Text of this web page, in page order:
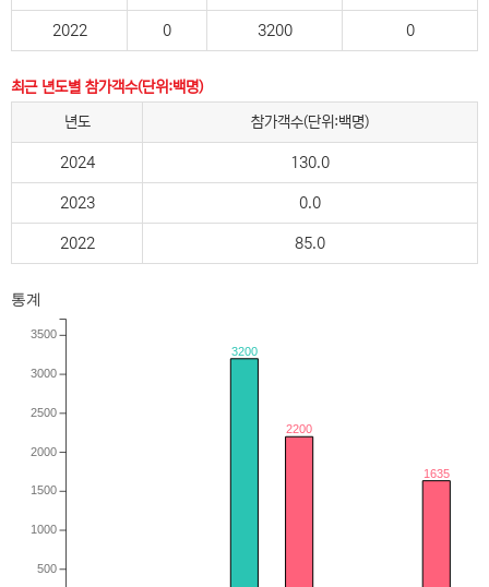
2022 0 3200 0
최근 년도별 참가객수(단위:백명)
년도
참가객수(단위:백명)
2024 130.0
2023 0.0
2022 85.0
통계
3200
2200
1635
500
1000
1500
2000
2500
3000
3500